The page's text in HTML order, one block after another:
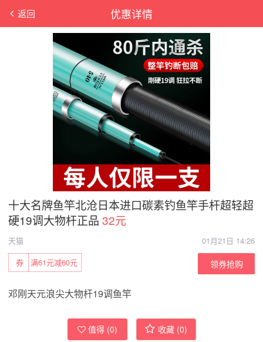
优惠详情
返回
十大名牌鱼竿北沧日本进口碳素钓鱼竿手杆超轻超
硬19调大物杆正品 32元
天猫
01月21日 14:26
满61元减60元
券 领券抢购
邓刚天元浪尖大物杆19调鱼竿
值得 (0) 收藏 (0)